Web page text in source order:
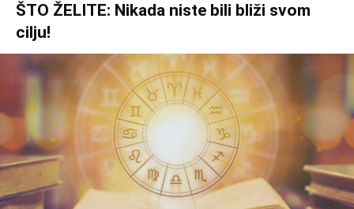
ŠTO ŽELITE: Nikada niste bili bliži svom
cilju!